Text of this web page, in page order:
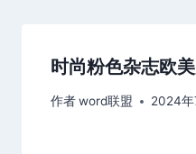
时尚粉色杂志欧
作者word联盟 2024年